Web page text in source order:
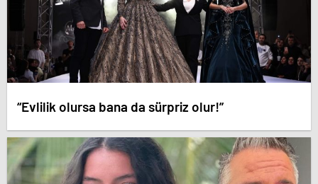
“Evlilik olursa bana da sürpriz olur!”